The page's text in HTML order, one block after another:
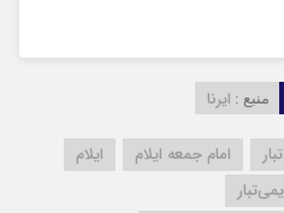
منبع : ایرنا
امام جمعه ایلام
ایلام